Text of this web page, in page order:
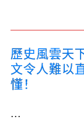
歷史風雲天
文令人難以
懂！
...